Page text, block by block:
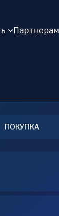
Партнерам
ПОКУПКА